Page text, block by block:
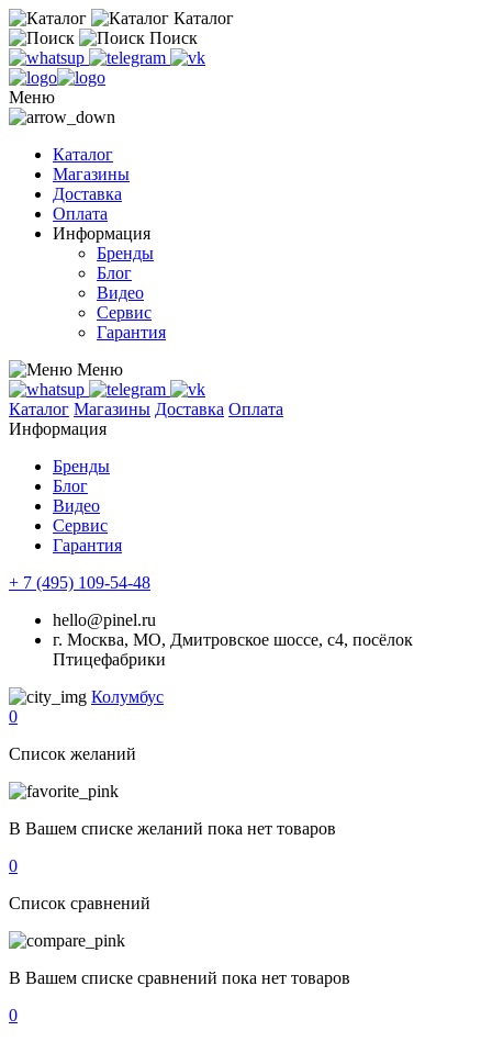
Каталог
Поиск
Меню
Каталог
Магазины
Доставка
Оплата
Информация
Бренды
Блог
Видео
Сервис
Гарантия
Меню
Каталог Магазины Доставка Оплата
Информация
Бренды
Блог
Видео
Сервис
Гарантия
+ 7 (495) 109-54-48
hello@pinel.ru
г. Москва, МО, Дмитровское шоссе, с4, посёлок
Птицефабрики
Колумбус
0
Список желаний
В Вашем списке желаний пока нет товаров
0
Список сравнений
В Вашем списке сравнений пока нет товаров
0